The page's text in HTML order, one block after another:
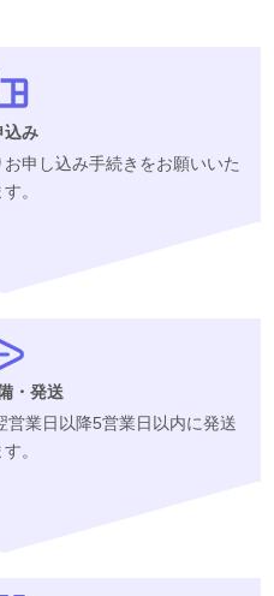
込み
お申し込み手続きをお願いいた
。
・発送
営業日以降5営業日以内に発送
。